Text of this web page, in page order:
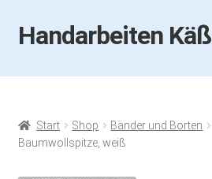
Zur
Navigation
Zum
Inhalt
Handarbeiten Käß
Startseite
Aktuelles
Start Shop Bänder und Borten
Baumwollspitze, weiß